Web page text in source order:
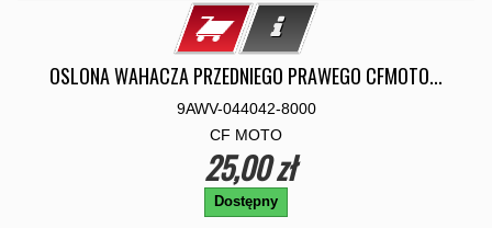
OSLONA WAHACZA PRZEDNIEGO PRAWEGO CFMOTO...
9AWV-044042-8000
CF MOTO
25,00 zł
Dostępny